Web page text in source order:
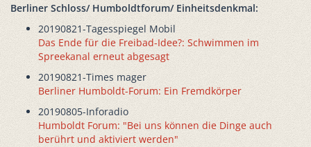
Berliner Schloss/ Humboldtforum/ Einheitsdenkmal:
20190821-Tagesspiegel Mobil
Das Ende für die Freibad-Idee?: Schwimmen im
Spreekanal erneut abgesagt
20190821-Times mager
Berliner Humboldt-Forum: Ein Fremdkörper
20190805-Inforadio
Humboldt Forum: "Bei uns können die Dinge auch
berührt und aktiviert werden"